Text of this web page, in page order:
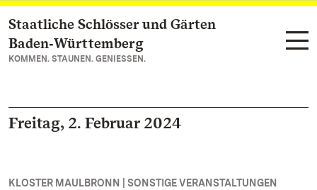
Zum Hauptinhalt springen
Staatliche Schlösser und Gärten
Baden‑Württemberg
KOMMEN. STAUNEN. GENIESSEN.
Freitag, 2. Februar 2024
KLOSTER MAULBRONN | SONSTIGE VERANSTALTUNGEN